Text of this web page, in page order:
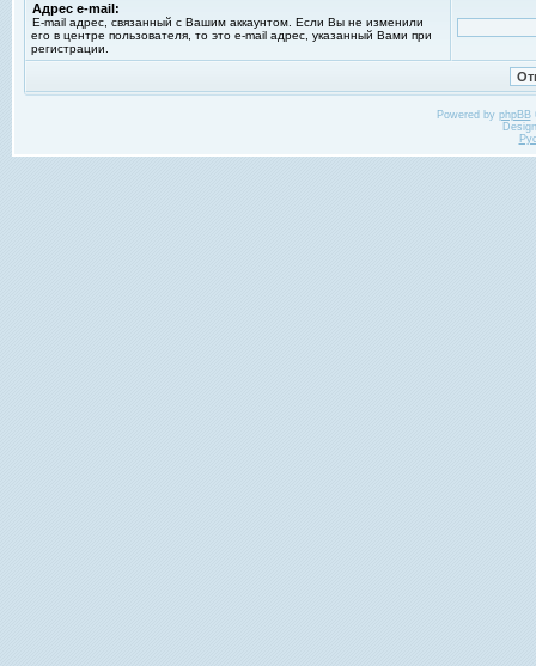
Адрес e-mail:
E-mail адрес, связанный с Вашим аккаунтом. Если Вы не изменили
его в центре пользователя, то это e-mail адрес, указанный Вами при
регистрации.
Powered by phpBB